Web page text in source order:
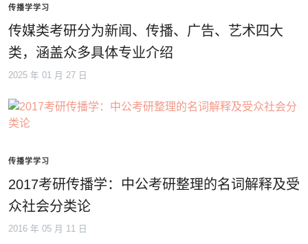
传播学学习
传媒类考研分为新闻、传播、广告、艺术四大
类，涵盖众多具体专业介绍
2025 年 01 月 27 日
传播学学习
2017考研传播学：中公考研整理的名词解释及受
众社会分类论
2016 年 05 月 11 日